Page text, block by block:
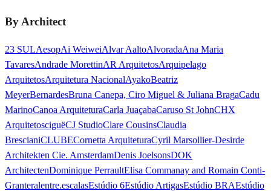
By Architect
23 SULAesopAi WeiweiAlvar AaltoAlvoradaAna Maria
TavaresAndrade MorettinAR ArquitetosArquipelago
ArquitetosArquitetura NacionalAyakoBeatriz
MeyerBernardesBruna Canepa, Ciro Miguel & Juliana BragaCadu
MarinoCanoa ArquiteturaCarla JuaçabaCaruso St JohnCHX
ArquitetosciguëCJ StudioClare CousinsClaudia
BrescianiCLUBECornetta ArquiteturaCyril Marsollier-Desirde
Architekten Cie. AmsterdamDenis JoelsonsDOK
ArchitectenDominique PerraultElisa Commanay and Romain Conti-
Granteralentre.escalasEstúdio 6Estúdio ArtigasEstúdio BRAEstúdio